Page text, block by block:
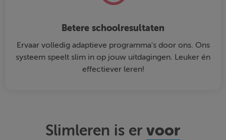
Betere schoolresultaten
Ervaar volledig adaptieve programma's door ons. Ons
systeem speelt slim in op jouw uitdagingen. Leuker én
effectiever leren!
Slimleren is ervoor